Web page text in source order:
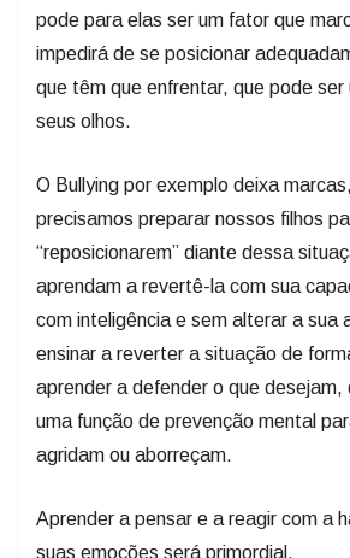
pode para elas ser um fator que
impedirá de se posicionar
que têm que enfrentar, que pode ser
seus olhos.
O Bullying por exemplo deixa
precisamos preparar nossos filhos
“reposicionarem” diante dessa
aprendam a revertê-la com sua
com inteligência e sem alterar a
ensinar a reverter a situação de
aprender a defender o que desejam,
uma função de prevenção mental
agridam ou aborreçam.
Aprender a pensar e a reagir com a
suas emoções será primordial.